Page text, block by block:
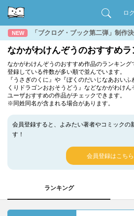
ロ
NEW 「ブクログ・ブック第二弾」制作
なかがわけんぞうのおすすめラ
なかがわけんぞうのおすすめ作品のランキン
登録している件数が多い順で並んでいます。
『うさぎのくに』や『ぼくのだいじなあおい
くりドラゴンおおそうどう』などなかがわけ
ユーザおすすめの作品がチェックできます。
※同姓同名が含まれる場合があります。
会員登録すると、よみたい著者やコミックの
す！
会員登録はこちら
ランキング